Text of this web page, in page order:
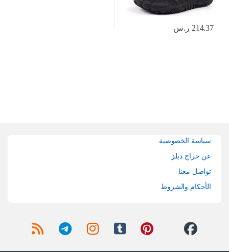
214.37 ر.س
سياسة الخصوصية
عن حراج ديلز
تواصل معنا
الأحكام والشروط